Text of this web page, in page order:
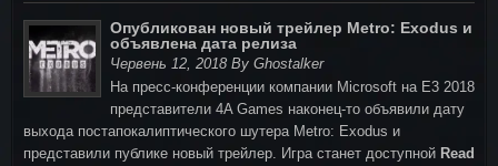
Опубликован новый трейлер Metro: Exodus и
объявлена дата релиза
Червень 12, 2018 By Ghostalker
На пресс-конференции компании Microsoft на E3 2018
представители 4A Games наконец-то объявили дату
выхода постапокалиптического шутера Metro: Exodus и
представили публике новый трейлер. Игра станет доступной Read